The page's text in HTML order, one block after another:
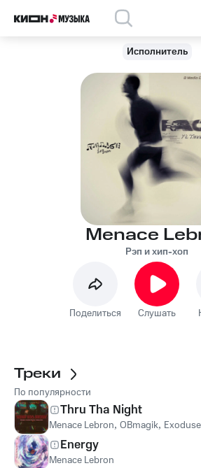
Исполнитель
Menace
Рэп и хип-хоп
Поделиться Слушать
Треки
По популярности
Thru Tha Night
Menace Lebron, OBmagik,
Energy
Menace Lebron